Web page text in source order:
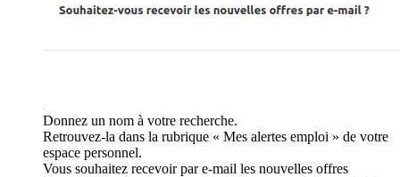
Donnez un nom à votre recherche.
Retrouvez-la dans la rubrique « Mes alertes emploi » de votre
espace personnel.
Vous souhaitez recevoir par e-mail les nouvelles offres